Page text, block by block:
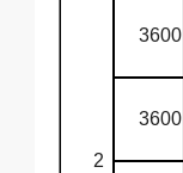
2
3600
3600